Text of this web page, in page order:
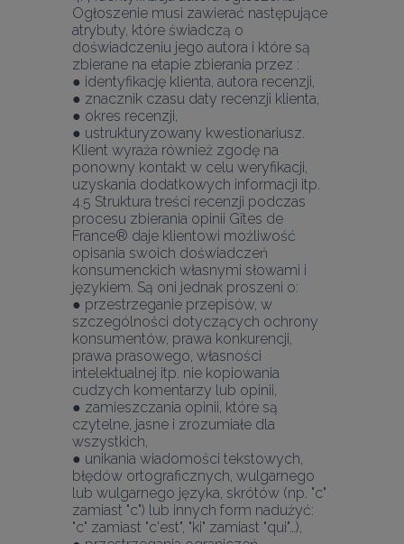
Ogłoszenie musi zawierać następujące
atrybuty, które świadczą o
doświadczeniu jego autora i które są
zbierane na etapie zbierania przez :
● identyfikację klienta, autora recenzji,
● znacznik czasu daty recenzji klienta,
● okres recenzji,
● ustrukturyzowany kwestionariusz.
Klient wyraża również zgodę na
ponowny kontakt w celu weryfikacji,
uzyskania dodatkowych informacji itp.
4.5 Struktura treści recenzji podczas
procesu zbierania opinii Gîtes de
France® daje klientowi możliwość
opisania swoich doświadczeń
konsumenckich własnymi słowami i
językiem. Są oni jednak proszeni o:
● przestrzeganie przepisów, w
szczególności dotyczących ochrony
konsumentów, prawa konkurencji,
prawa prasowego, własności
intelektualnej itp. nie kopiowania
cudzych komentarzy lub opinii,
● zamieszczania opinii, które są
czytelne, jasne i zrozumiałe dla
wszystkich,
● unikania wiadomości tekstowych,
błędów ortograficznych, wulgarnego
lub wulgarnego języka, skrótów (np. "c"
zamiast "c") lub innych form nadużyć:
"c" zamiast "c'est", "ki" zamiast "qui"…),